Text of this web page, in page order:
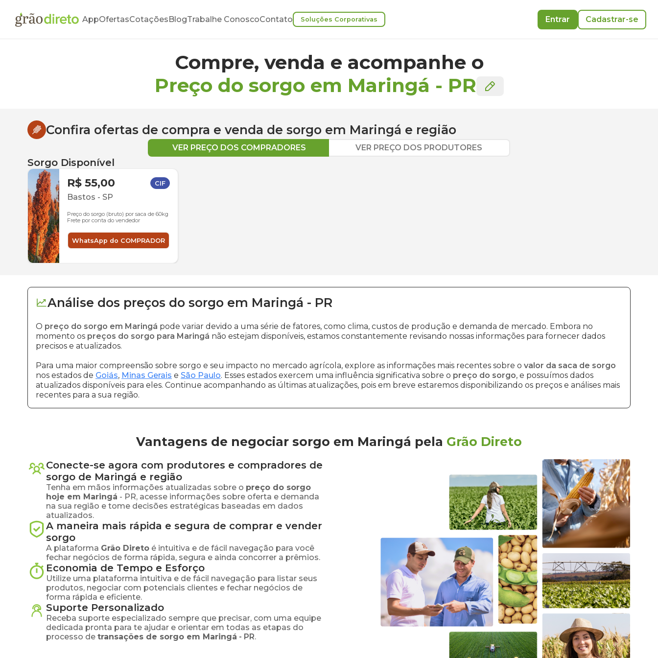
AppOfertasCotaçõesBlogTrabalhe ConoscoContato Soluções Corporativas Entrar Cadastrar-se
Compre, venda e acompanhe o
Preço do sorgo em Maringá - PR
Confira ofertas de compra e venda de sorgo em Maringá e região
VER PREÇO DOS COMPRADORES VER PREÇO DOS PRODUTORES
Sorgo Disponível
R$ 55,00 CIF
Bastos - SP
Preço do sorgo (bruto) por saca de 60kg
Frete por conta do vendedor
WhatsApp do COMPRADOR
Análise dos preços do sorgo em Maringá - PR
O preço do sorgo em Maringá pode variar devido a uma série de fatores, como clima, custos de produção e demanda de mercado. Embora no
momento os preços do sorgo para Maringá não estejam disponíveis, estamos constantemente revisando nossas informações para fornecer dados
precisos e atualizados.
Para uma maior compreensão sobre sorgo e seu impacto no mercado agrícola, explore as informações mais recentes sobre o valor da saca de sorgo
nos estados de Goiás, Minas Gerais e São Paulo. Esses estados exercem uma influência significativa sobre o preço do sorgo, e possuímos dados
atualizados disponíveis para eles. Continue acompanhando as últimas atualizações, pois em breve estaremos disponibilizando os preços e análises mais
recentes para a sua região.
Vantagens de negociar sorgo em Maringá pela Grão Direto
Conecte-se agora com produtores e compradores de
sorgo de Maringá e região
Tenha em mãos informações atualizadas sobre o preço do sorgo
hoje em Maringá - PR, acesse informações sobre oferta e demanda
na sua região e tome decisões estratégicas baseadas em dados
atualizados.
A maneira mais rápida e segura de comprar e vender
sorgo
A plataforma Grão Direto é intuitiva e de fácil navegação para você
fechar negócios de forma rápida, segura e ainda concorrer a prêmios.
Economia de Tempo e Esforço
Utilize uma plataforma intuitiva e de fácil navegação para listar seus
produtos, negociar com potenciais clientes e fechar negócios de
forma rápida e eficiente.
Suporte Personalizado
Receba suporte especializado sempre que precisar, com uma equipe
dedicada pronta para te ajudar e orientar em todas as etapas do
processo de transações de sorgo em Maringá - PR.